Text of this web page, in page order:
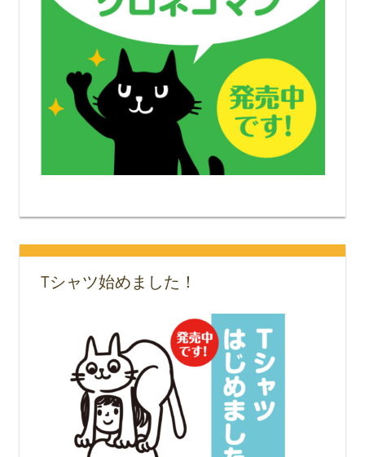
Tシャツ始めました！